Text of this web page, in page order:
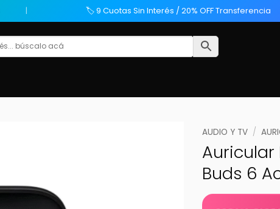
🏷️ 9 Cuotas Sin Interés / 20% OFF Transferencia
AUDIO Y TV /
Buds 6